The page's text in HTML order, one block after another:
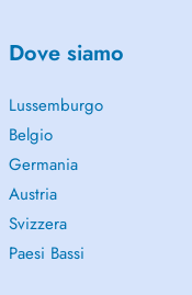
Dove siamo
Lussemburgo
Belgio
Germania
Austria
Svizzera
Paesi Bassi